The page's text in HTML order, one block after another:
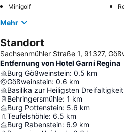
Minigolf
Mehr
Standort
Sachsenmühler Straße 1, 91327,
Entfernung von Hotel Garni Regina
Burg Gößweinstein: 0.5 km
Gößweinstein: 0.6 km
Basilika zur Heiligsten Dreifaltigkeit
Behringersmühle: 1 km
Burg Pottenstein: 5.6 km
Teufelshöhle: 6.5 km
Burg Rabenstein: 6.9 km